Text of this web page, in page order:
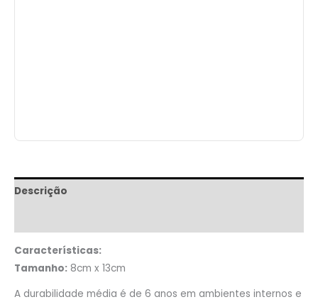
Descrição
Características:
Tamanho: 8cm x 13cm
A durabilidade média é de 6 anos em ambientes internos e